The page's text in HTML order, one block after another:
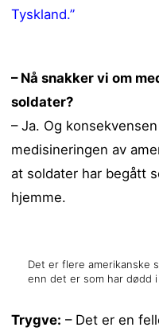
Tyskland.”
– Nå snakker vi om
soldater?
– Ja. Og
medisineringen av
at soldater har begått
hjemme.
Det er flere amerikanske
enn det er som har dødd i
Trygve: – Det er en